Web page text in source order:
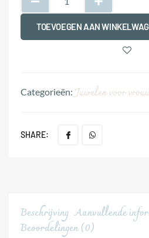
TOEVOEGEN AAN
Categorieën: Juwelen voor
SHARE:
Beschrijving Aanvullende
Beoordelingen (0)